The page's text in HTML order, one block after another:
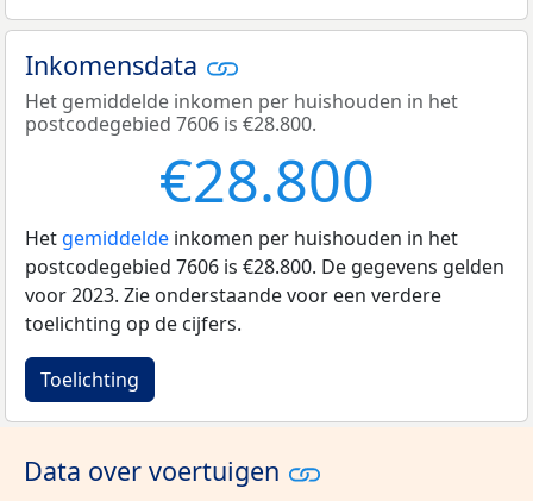
Inkomensdata
Het gemiddelde inkomen per huishouden in het
postcodegebied 7606 is €28.800.
€28.800
Het gemiddelde inkomen per huishouden in het
postcodegebied 7606 is €28.800. De gegevens gelden
voor 2023. Zie onderstaande voor een verdere
toelichting op de cijfers.
Toelichting
Data over voertuigen